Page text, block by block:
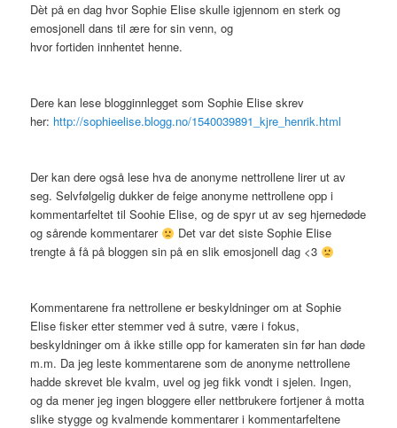
Dèt på en dag hvor Sophie Elise skulle igjennom en sterk og
emosjonell dans til ære for sin venn, og
hvor fortiden innhentet henne.
Dere kan lese blogginnlegget som Sophie Elise skrev
her: http://sophieelise.blogg.no/1540039891_kjre_henrik.html
Der kan dere også lese hva de anonyme nettrollene lirer ut av
seg. Selvfølgelig dukker de feige anonyme nettrollene opp i
kommentarfeltet til Soohie Elise, og de spyr ut av seg hjernedøde
og sårende kommentarer
Det var det siste Sophie Elise
trengte å få på bloggen sin på en slik emosjonell dag <3
Kommentarene fra nettrollene er beskyldninger om at Sophie
Elise fisker etter stemmer ved å sutre, være i fokus,
beskyldninger om å ikke stille opp for kameraten sin før han døde
m.m. Da jeg leste kommentarene som de anonyme nettrollene
hadde skrevet ble kvalm, uvel og jeg fikk vondt i sjelen. Ingen,
og da mener jeg ingen bloggere eller nettbrukere fortjener å motta
slike stygge og kvalmende kommentarer i kommentarfeltene